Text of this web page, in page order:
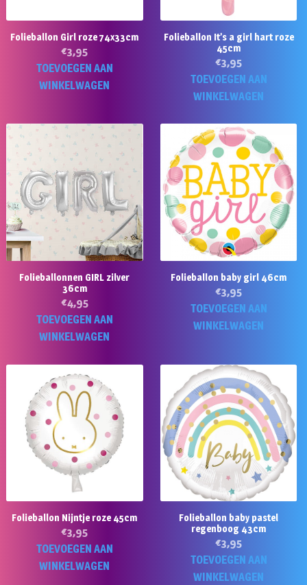
Folieballon Girl roze 74x33cm
€3,95
TOEVOEGEN AAN
WINKELWAGEN
Folieballon It’s a girl hart roze
45cm
€3,95
TOEVOEGEN AAN
WINKELWAGEN
Folieballonnen GIRL zilver
36cm
€4,95
TOEVOEGEN AAN
WINKELWAGEN
Folieballon baby girl 46cm
€3,95
TOEVOEGEN AAN
WINKELWAGEN
Folieballon Nijntje roze 45cm
€3,95
TOEVOEGEN AAN
WINKELWAGEN
Folieballon baby pastel
regenboog 43cm
€3,95
TOEVOEGEN AAN
WINKELWAGEN